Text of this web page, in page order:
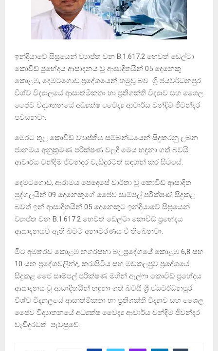
ඉන්දියාවේ සිඝ්‍රයෙන් ව්‍යාප්ත වන B.1.617.2 හෙවත් ඩෙල්ටා
කොවිඩ් ප්‍රභේදය ආසාදනය වූ ආසාදිතයින් 05 දෙනෙකු
කොළඹ, දෙමටගොඩ ප්‍රදේශයෙන් හමුවූ බව ශ්‍රී ජයවර්ධනපුර
විශ්ව විද්‍යාලයේ ආසාත්මිකතා හා ප්‍රතිශක්ති විද්‍යාව සහ ශෛල
ජෛව විද්‍යාතනයේ අධ්‍යක්ෂ වෛද්‍ය ආචාර්ය චන්දිම ජීවන්දර
පවසනවා.
මෙරට තුල කොවිඩ් ව්‍යාප්තිය සම්බන්ධයෙන් සිදුකරනු ලබන
ජානමය අනුක්‍රමණ පරීක්ෂණ වලදී මෙය හඳුනා ගත් බවයි
ආචාර්ය චන්දිම ජිවන්දර වැඩිදුරටත් සඳහන් කර සිටියේ.
දෙමටගොඩ, ආරාමය පෙදෙසේ වාර්තා වූ කොවිඩ් ආසාදිත
පුද්ගලයින් 09 දෙනෙකුගේ ජෛව සාම්පල් පරීක්ෂණ සිදුකළ
බවත් ඉන් ආසාදිතයින් 05 දෙනෙකුට ඉන්දියාවේ සිඝ්‍රයෙන්
ව්‍යාප්ත වන B.1.617.2 හෙවත් ඩෙල්ටා කොවිඩ් ප්‍රභේදය
ආසාදනයවී ඇති බවට අනාවරණය වී තිබෙනවා.
මිට අමතරව කොළඹ නගරසභා බලප්‍රදේශයේ කොළඹ 6,8 සහ
10 යන ප්‍රදේශවලින්ද, කරාපිටිය සහ මඩකලපුව ප්‍රදේශයේ
සිදුකළ ජෛ සාම්පල් පරික්ෂණ මගින් ඇල්ෆා කොවිඩ් ප්‍රභේදය
ආසාදනය වූ ආසාදිතයින් හඳුනා ගත් බවයි ශ්‍රී ජයවර්ධනපුර
විශ්ව විද්‍යාලයේ ආසාත්මිකතා හා ප්‍රතිශක්ති විද්‍යාව සහ ශෛල
ජෛව විද්‍යාතනයේ අධ්‍යක්ෂ වෛද්‍ය ආචාර්ය චන්දිම ජීවන්දර
වැඩිදුරටත් පැවසුවේ.